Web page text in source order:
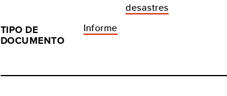
desastres
TIPO DE
DOCUMENTO
Informe